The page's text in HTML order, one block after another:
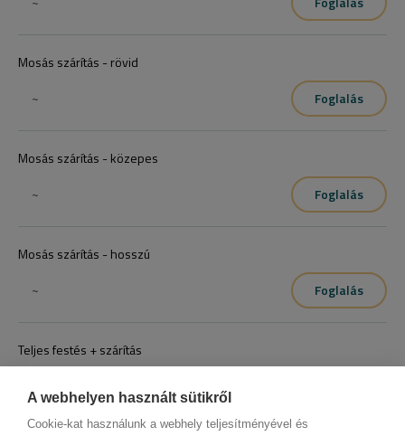
A webhelyen használt sütikről
Cookie-kat használunk a webhely teljesítményével és
Mosás szárítás - rövid
~
Foglalás
Mosás szárítás - közepes
~
Foglalás
Mosás szárítás - hosszú
~
Foglalás
Teljes festés + szárítás